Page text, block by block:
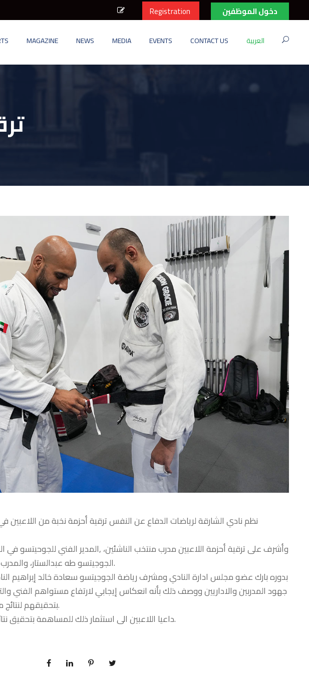
Registration دخول الموظفين
MAGAZINE NEWS MEDIA EVENTS CONTACT US العربية
نظم نادي الشارقة لرياضات الدفاع عن النفس ترقية أحزمة نخبة من اللاعبين
وأشرف على ترقية أحزمة اللاعبين مدرب منتخب الناشئين، ,المدير الفني للجوحيتسو في
الجوجيتسو طه عبدالستار، والمدرب ايغور وليام، وعمر كمال، وفيليب سوزا.
بدوره بارك عضو مجلس ادارة النادي ومشرف رياضة الجوجيتسو سعادة خالد إبراهيم
جهود المدربين والاداريين ووصف ذلك بأنه انعكاس إيجابي لارتفاع مستواهم الفني
بتحقيقهم لنتائج مميزة خلال البطولات التي يشاركون بها.
داعيا اللاعبين الى استثمار ذلك للمساهمة بتحقيق نتائج إيجابية جديدة في البطولات المقبلة.